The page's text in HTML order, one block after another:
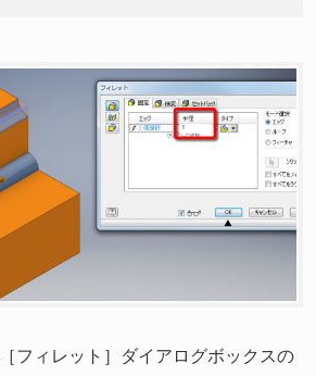
フィレット］ダイアログボックスの